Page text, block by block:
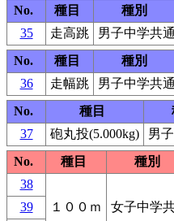
No.
種目 種別
35
走高跳 男子中学共通
No.
種目 種別
36
走幅跳 男子中学共通
No.
種目
37
砲丸投(5.000kg) 男
No.
種目 種別
38
１００ｍ
女子中学
39